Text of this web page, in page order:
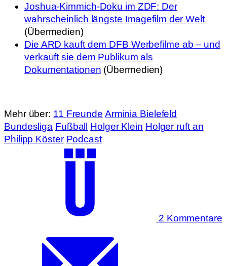
Joshua-Kimmich-Doku im ZDF: Der
wahrscheinlich längste Imagefilm der Welt
(Übermedien)
Die ARD kauft dem DFB Werbefilme ab – und
verkauft sie dem Publikum als
Dokumentationen (Übermedien)
Mehr über: 11 Freunde Arminia Bielefeld
Bundesliga Fußball Holger Klein Holger ruft an
Philipp Köster Podcast
2 Kommentare